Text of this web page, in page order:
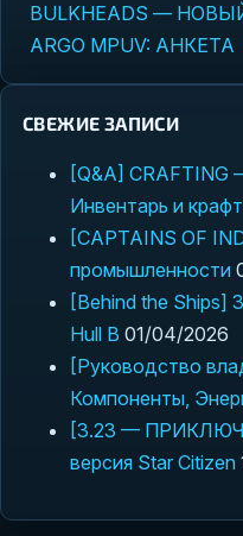
Навигация по
BULKHEADS —
ARGO MPUV: АНКЕТА
СВЕЖИЕ ЗАПИСИ
[Q&A]
Инвентарь и
[CAPTAINS OF
промышленности
[Behind the Ships]
Hull B 01/04/2026
[Руководство
Компоненты,
[3.23 —
версия Star Citizen